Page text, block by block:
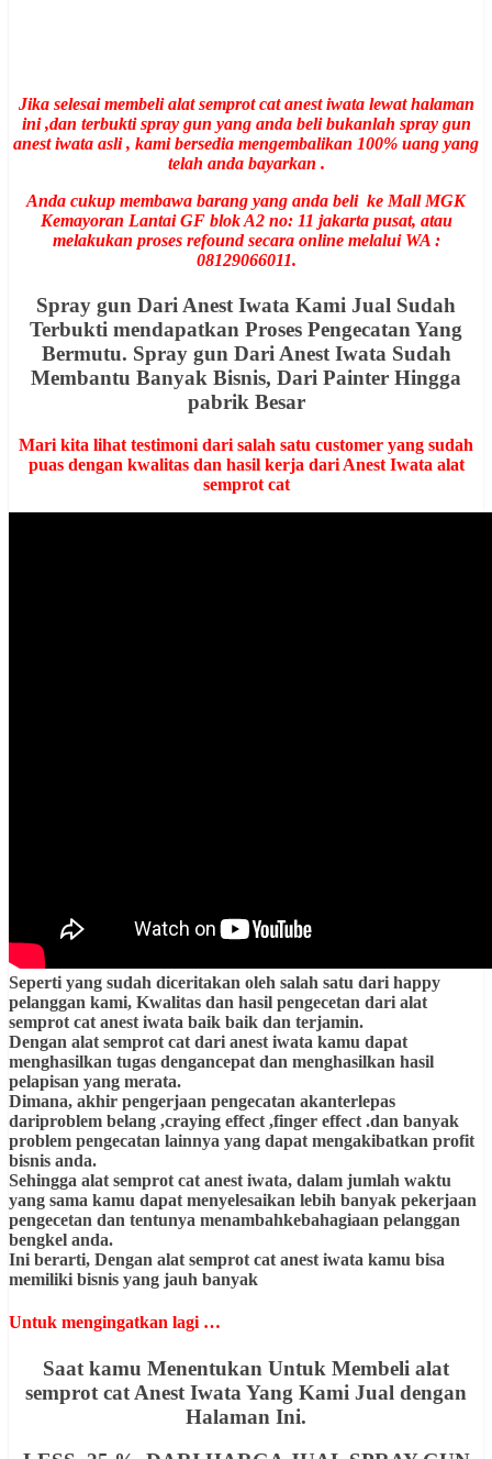
Jika selesai membeli alat semprot cat anest iwata lewat halaman
ini ,dan terbukti spray gun yang anda beli bukanlah spray gun
anest iwata asli , kami bersedia mengembalikan 100% uang yang
telah anda bayarkan .
Anda cukup membawa barang yang anda beli ke Mall MGK
Kemayoran Lantai GF blok A2 no: 11 jakarta pusat, atau
melakukan proses refound secara online melalui WA :
08129066011.
Spray gun Dari Anest Iwata Kami Jual Sudah
Terbukti mendapatkan Proses Pengecatan Yang
Bermutu. Spray gun Dari Anest Iwata Sudah
Membantu Banyak Bisnis, Dari Painter Hingga
pabrik Besar
Mari kita lihat testimoni dari salah satu customer yang sudah
puas dengan kwalitas dan hasil kerja dari Anest Iwata alat
semprot cat
Seperti yang sudah diceritakan oleh salah satu dari happy
pelanggan kami, Kwalitas dan hasil pengecetan dari alat
semprot cat anest iwata baik baik dan terjamin.
Dengan alat semprot cat dari anest iwata kamu dapat
menghasilkan tugas dengancepat dan menghasilkan hasil
pelapisan yang merata.
Dimana, akhir pengerjaan pengecatan akanterlepas
dariproblem belang ,craying effect ,finger effect .dan banyak
problem pengecatan lainnya yang dapat mengakibatkan profit
bisnis anda.
Sehingga alat semprot cat anest iwata, dalam jumlah waktu
yang sama kamu dapat menyelesaikan lebih banyak pekerjaan
pengecetan dan tentunya menambahkebahagiaan pelanggan
bengkel anda.
Ini berarti, Dengan alat semprot cat anest iwata kamu bisa
memiliki bisnis yang jauh banyak
Untuk mengingatkan lagi …
Saat kamu Menentukan Untuk Membeli alat
semprot cat Anest Iwata Yang Kami Jual dengan
Halaman Ini.